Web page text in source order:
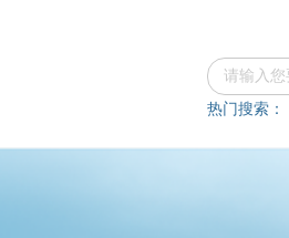
热门搜索：